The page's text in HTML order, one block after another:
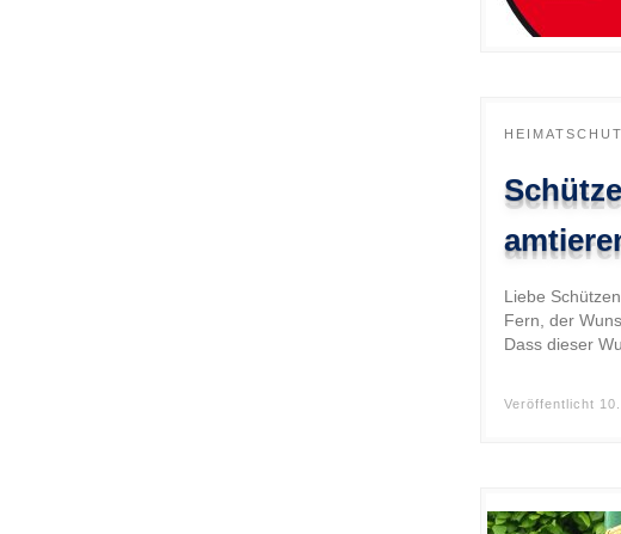
Liebe
Fern, der
Dass dieser
Veröffentlicht